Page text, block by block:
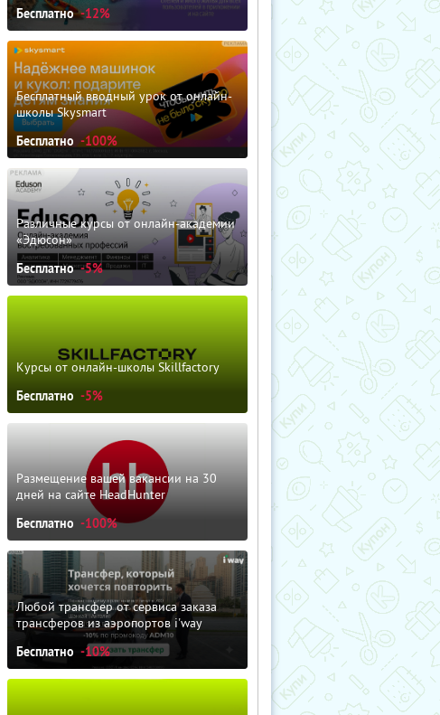
Бесплатно -12%
Бесплатный вводный урок от онлайн-
школы Skysmart
Бесплатно -100%
Различные курсы от онлайн-академии
«Эдюсон»
Бесплатно -5%
Курсы от онлайн-школы Skillfactory
Бесплатно -5%
Размещение вашей вакансии на 30
дней на сайте HeadHunter
Бесплатно -100%
Любой трансфер от сервиса заказа
трансферов из аэропортов i'way
Бесплатно -10%